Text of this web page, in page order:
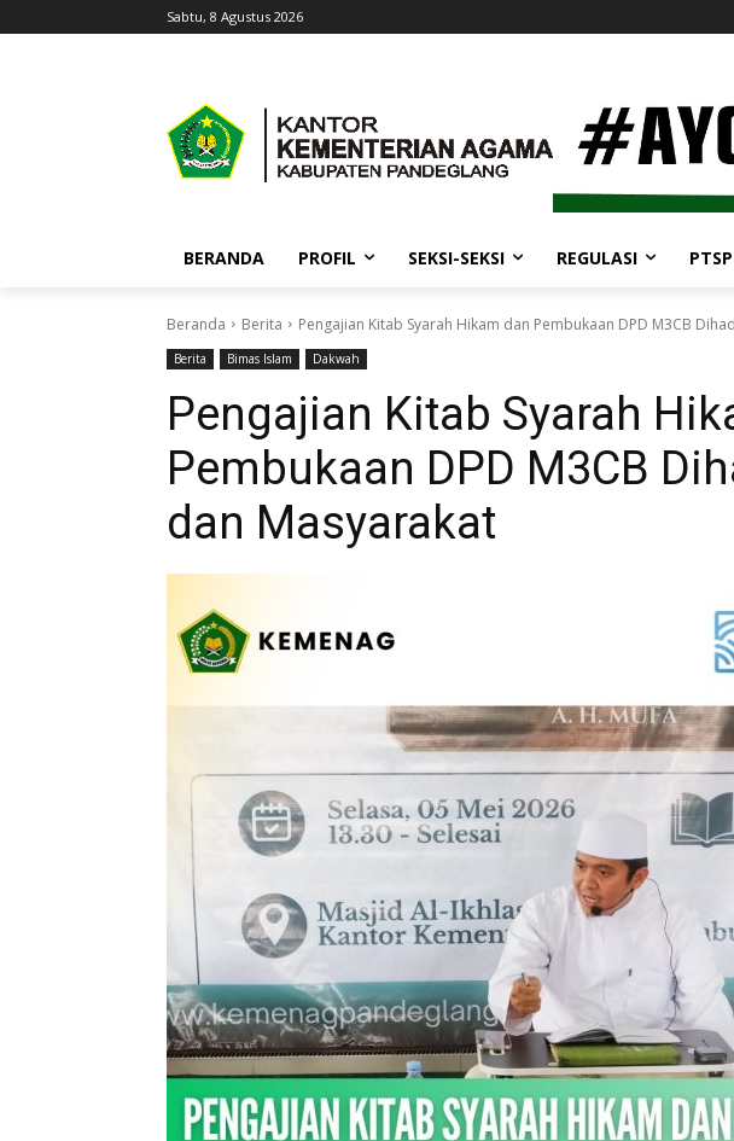
Sabtu, 8 Agustus 2026
BERANDA PROFIL SEKSI-SEKSI REGULASI PTSP
Beranda Berita Pengajian Kitab Syarah Hikam dan Pembukaan DPD M3CB
Berita Bimas Islam Dakwah
Pengajian Kitab Syarah
Pembukaan DPD M3CB
dan Masyarakat